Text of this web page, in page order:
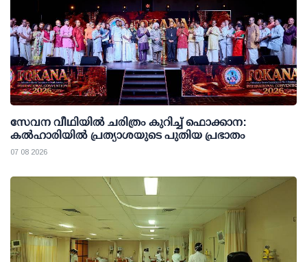
സേവന വീഥിയില്‍ ചരിത്രം കുറിച്ച് ഫൊക്കാന:
കല്‍ഹാരിയില്‍ പ്രത്യാശയുടെ പുതിയ പ്രഭാതം
07 08 2026